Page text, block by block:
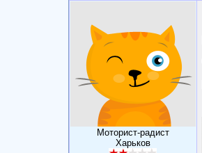
Моторист-радист
Харьков